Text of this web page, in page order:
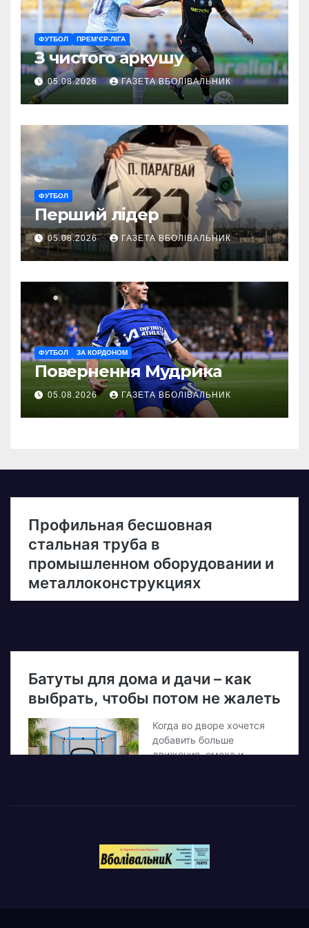
ФУТБОЛ ПРЕМ’ЄР-ЛІГА
З чистого аркушу
05.08.2026 ГАЗЕТА ВБОЛІВАЛЬНИК
ФУТБОЛ
Перший лідер
05.08.2026 ГАЗЕТА ВБОЛІВАЛЬНИК
ФУТБОЛ ЗА КОРДОНОМ
Повернення Мудрика
05.08.2026 ГАЗЕТА ВБОЛІВАЛЬНИК